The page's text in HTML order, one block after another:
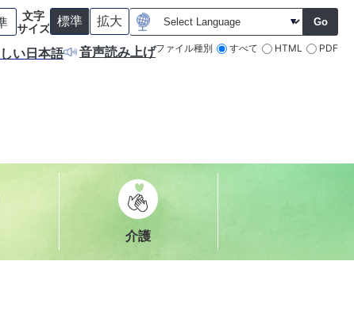
文字
サイズ 標準
（
初
拡大
（
初
Go
い日本語 音声読み上げファイル種別 すべて HTML PDF
介護